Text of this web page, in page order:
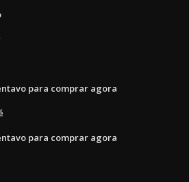
para comprar agora
para comprar agora